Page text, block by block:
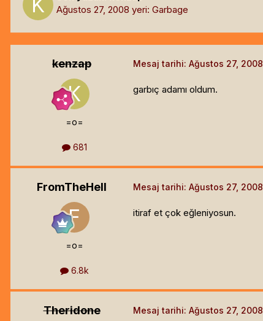
Ağustos 27, 2008 yeri: Garbage
kenzap
=o=
681
Mesaj tarihi: Ağustos 27, 2008
garbıç adamı oldum.
FromTheHell
=o=
6.8k
Mesaj tarihi: Ağustos 27, 2008
itiraf et çok eğleniyosun.
Theridone Mesaj tarihi: Ağustos 27, 2008